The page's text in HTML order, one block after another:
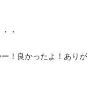
・
！良かったよ！ありが